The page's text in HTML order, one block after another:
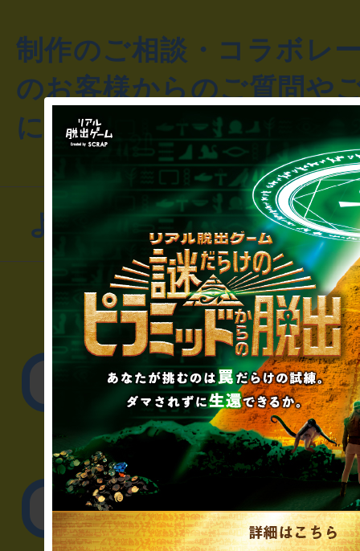
制作のご相談・コラボレ
のお客様からのご質問や
にお問い合わせください
よくあるお問い合わせ
▼一般のお客様
公演内容、チケット
▼企業／法人の方
リアル脱出ゲーム制作